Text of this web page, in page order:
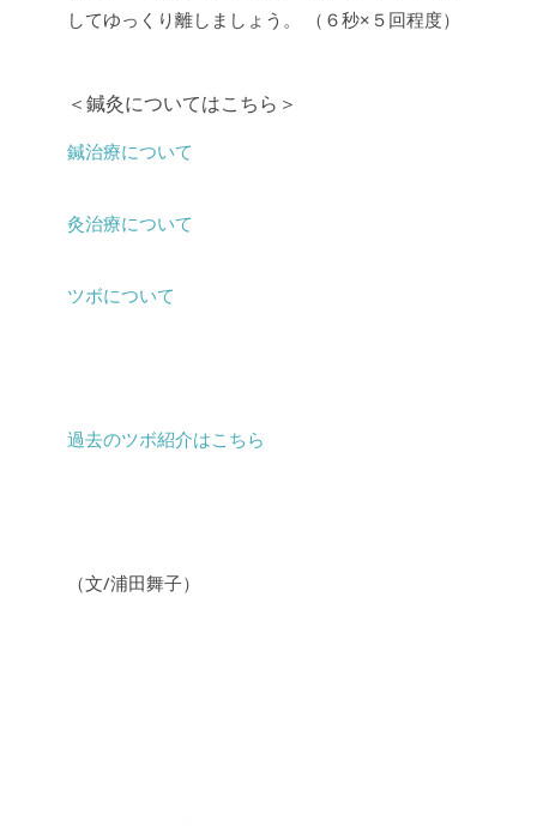
してゆっくり離しましょう。 （６秒×５回程度）
＜鍼灸についてはこちら＞
鍼治療について
灸治療について
ツボについて
過去のツボ紹介はこちら
（文/浦田舞子）